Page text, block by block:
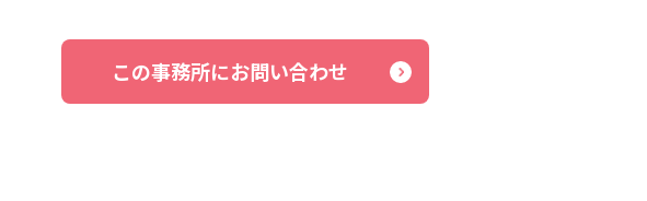
この事務所にお問い合わせ